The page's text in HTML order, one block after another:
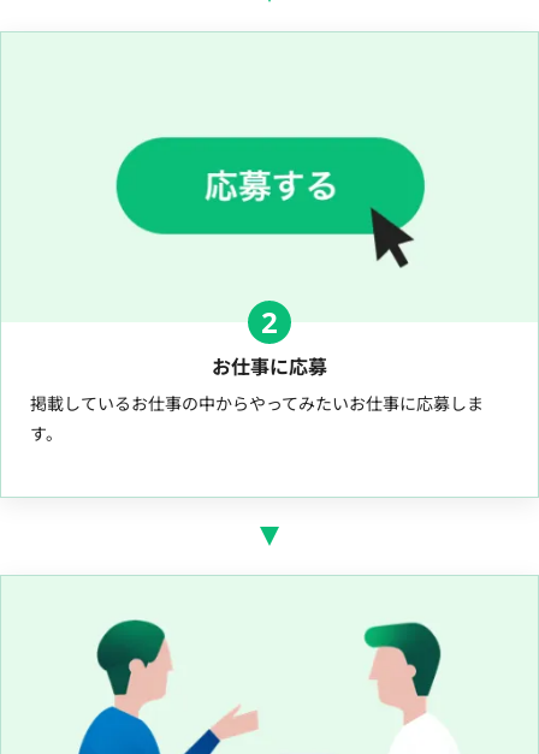
2
お仕事に応募
掲載しているお仕事の中からやってみたいお仕事に応募しま
す。